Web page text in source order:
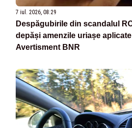
7 iul. 2026, 08:29
Despăgubirile din scandalul
depăși amenzile uriașe
Avertisment BNR